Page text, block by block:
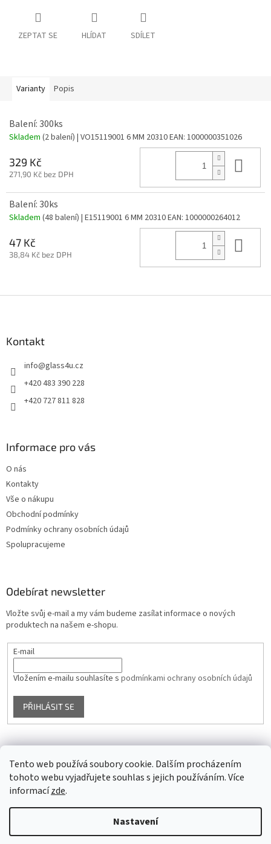
Tento web používá soubory cookie. Dalším procházením
tohoto webu vyjadřujete souhlas s jejich používáním. Více
informacízde.
Nastavení
ZEPTAT SE HLÍDAT SDÍLET
Varianty Popis
Balení: 300ks
Skladem (2 balení) | VO15119001 6 MM 20310EAN: 1000000351026
329 Kč
271,90 Kč bez DPH
Balení: 30ks
Skladem (48 balení) | E15119001 6 MM 20310EAN: 1000000264012
47 Kč
38,84 Kč bez DPH
Kontakt
info@glass4u.cz
+420 483 390 228
+420 727 811 828
Informace pro vás
O nás
Kontakty
Vše o nákupu
Obchodní podmínky
Podmínky ochrany osobních údajů
Spolupracujeme
Odebírat newsletter
Vložte svůj e-mail a my vám budeme zasílat informace o nových
produktech na našem e-shopu.
E-mail
Vložením e-mailu souhlasíte s podmínkami ochrany osobních údajů
PŘIHLÁSIT SE
Facebook